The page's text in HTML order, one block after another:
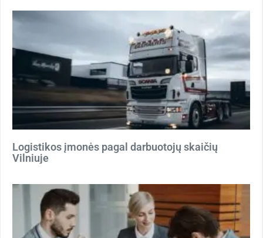
Logistikos įmonės pagal darbuotojų skaičių
Vilniuje